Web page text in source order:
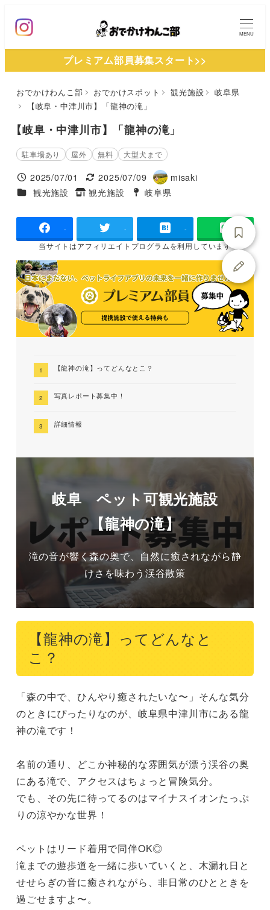
ン
MENU
プレミアム部員募集スタート>>
おでかけわんこ部 おでかけスポット 観光施設
岐阜県
【岐阜・中津川市】「龍神の滝」
【岐阜・中津川市】「龍神の滝」
駐車場あり 屋外 無料 大型犬まで
投稿日
2025/07/01
更新日
2025/07/09
著
者
misaki
施設ジャンル
観光施設
タグ
観光施設
タグ
岐阜県
- - -
当サイトはアフィリエイトプログラムを利用しています
【龍神の滝】ってどんなとこ？
写真レポート募集中！
詳細情報
岐阜 ペット可観光施設
【龍神の滝】
滝の音が響く森の奥で、自然に癒されながら静
けさを味わう渓谷散策
【龍神の滝】ってどんなと
こ？
「森の中で、ひんやり癒されたいな〜」そんな気分
のときにぴったりなのが、岐阜県中津川市にある龍
神の滝です！
名前の通り、どこか神秘的な雰囲気が漂う渓谷の奥
にある滝で、アクセスはちょっと冒険気分。
でも、その先に待ってるのはマイナスイオンたっぷ
りの涼やかな世界！
ペットはリード着用で同伴OK◎
滝までの遊歩道を一緒に歩いていくと、木漏れ日と
せせらぎの音に癒されながら、非日常のひとときを
過ごせますよ〜。